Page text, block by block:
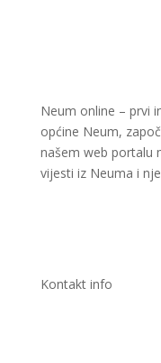
Neum online – prvi
općine Neum,
našem web portalu
vijesti iz Neuma i
Kontakt info